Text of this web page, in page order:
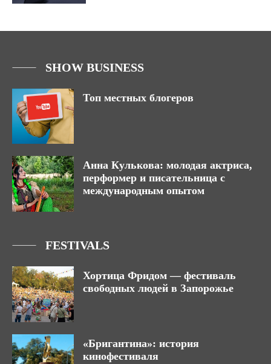
SHOW BUSINESS
Топ местных блогеров
Анна Кулькова: молодая актриса,
перформер и писательница с
международным опытом
FESTIVALS
Хортица Фридом — фестиваль
свободных людей в Запорожье
«Бригантина»: история
кинофестиваля